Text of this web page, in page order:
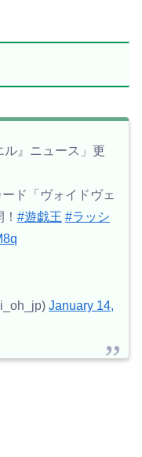
ル』ニュース」更
ド「ヴォイドヴェ
#遊戯王 #ラッシ
January 14,